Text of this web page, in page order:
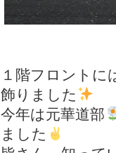
１階フロントに
飾りました
今年は元華道部
ました